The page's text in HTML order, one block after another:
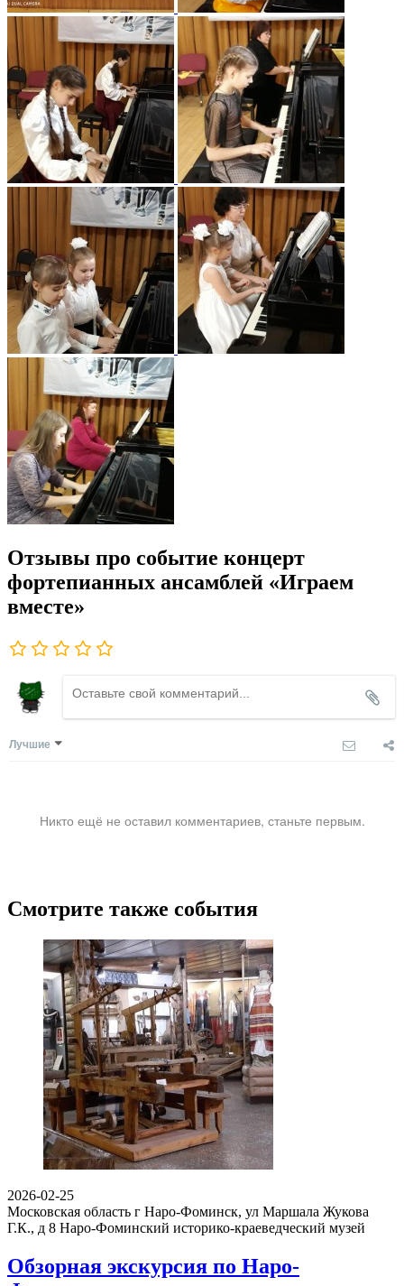
Отзывы про событие концерт
фортепианных ансамблей «Играем
вместе»
Лучшие
Никто ещё не оставил комментариев, станьте первым.
Смотрите также события
2026-02-25
Московская область г Наро-Фоминск, ул Маршала Жукова
Г.К., д 8 Наро-Фоминский историко-краеведческий музей
Обзорная экскурсия по Наро-